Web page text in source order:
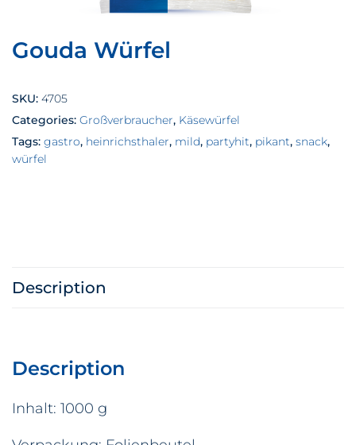
Gouda Würfel
SKU: 4705
Categories: Großverbraucher, Käsewürfel
Tags: gastro, heinrichsthaler, mild, partyhit, pikant, snack,
würfel
Description
Description
Inhalt: 1000 g